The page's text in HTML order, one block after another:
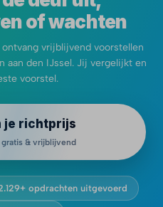
of wachten
vrijblijvend voorstellen
aan den IJssel. Jij vergelijkt en
voorstel.
je richtprijs
gratis & vrijblijvend
opdrachten uitgevoerd